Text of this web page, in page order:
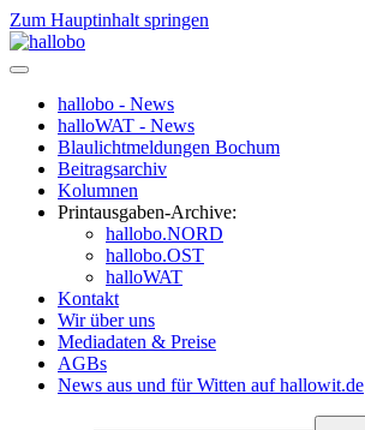
Zum Hauptinhalt springen
hallobo - News
halloWAT - News
Blaulichtmeldungen Bochum
Beitragsarchiv
Kolumnen
Printausgaben-Archive:
hallobo.NORD
hallobo.OST
halloWAT
Kontakt
Wir über uns
Mediadaten & Preise
AGBs
News aus und für Witten auf hallowit.de